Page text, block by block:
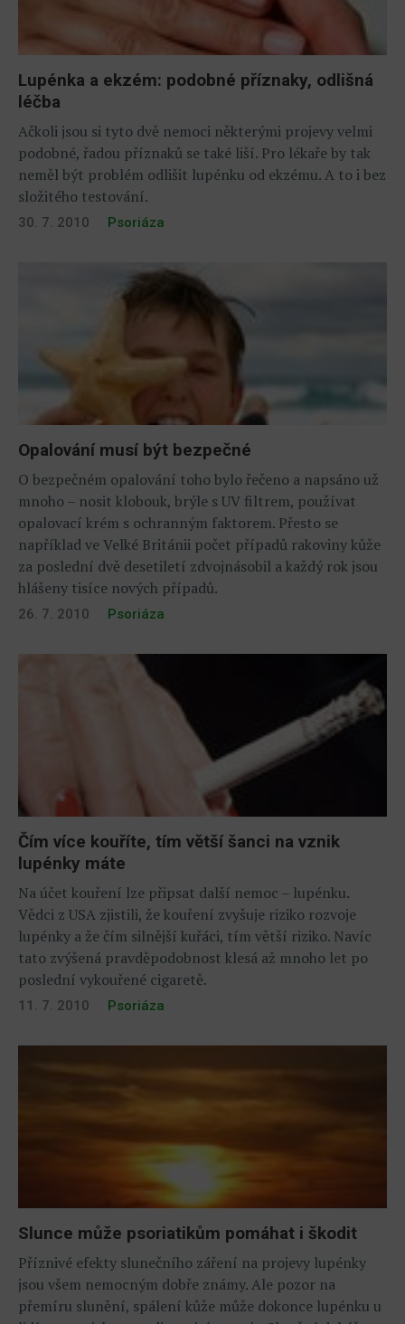
Lupénka a ekzém: podobné příznaky, odlišná
léčba
Ačkoli jsou si tyto dvě nemoci některými projevy velmi
podobné, řadou příznaků se také liší. Pro lékaře by tak
neměl být problém odlišit lupénku od ekzému. A to i bez
složitého testování.
30. 7. 2010 Psoriáza
Opalování musí být bezpečné
O bezpečném opalování toho bylo řečeno a napsáno už
mnoho – nosit klobouk, brýle s UV filtrem, používat
opalovací krém s ochranným faktorem. Přesto se
například ve Velké Británii počet případů rakoviny kůže
za poslední dvě desetiletí zdvojnásobil a každý rok jsou
hlášeny tisíce nových případů.
26. 7. 2010 Psoriáza
Čím více kouříte, tím větší šanci na vznik
lupénky máte
Na účet kouření lze připsat další nemoc – lupénku.
Vědci z USA zjistili, že kouření zvyšuje riziko rozvoje
lupénky a že čím silnější kuřáci, tím větší riziko. Navíc
tato zvýšená pravděpodobnost klesá až mnoho let po
poslední vykouřené cigaretě.
11. 7. 2010 Psoriáza
Slunce může psoriatikům pomáhat i škodit
Příznivé efekty slunečního záření na projevy lupénky
jsou všem nemocným dobře známy. Ale pozor na
přemíru slunění, spálení kůže může dokonce lupénku u